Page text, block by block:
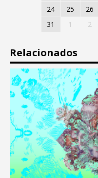
24
25 26
31
1 2
Relacionados